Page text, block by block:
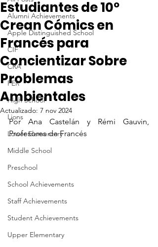
Alumni Achievements
Apple Distinguished School
CIF
CRA
FER
High School
Lions
Lower Elementary
Middle School
Preschool
School Achievements
Staff Achievements
Student Achievements
Upper Elementary
Estudiantes de 10º
Crean Cómics en
Francés para
Concientizar Sobre
Problemas
Ambientales
Actualizado: 7 nov 2024
Por Ana Castelán y Rémi Gauvin,
Profesores de Francés